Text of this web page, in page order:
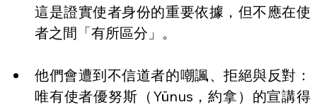
這是證實使者身份的重要依據，但不應在使
者之間「有所區分」。
他們會遭到不信道者的嘲諷、拒絕與反對：
唯有使者優努斯（Yūnus，約拿）的宣講得